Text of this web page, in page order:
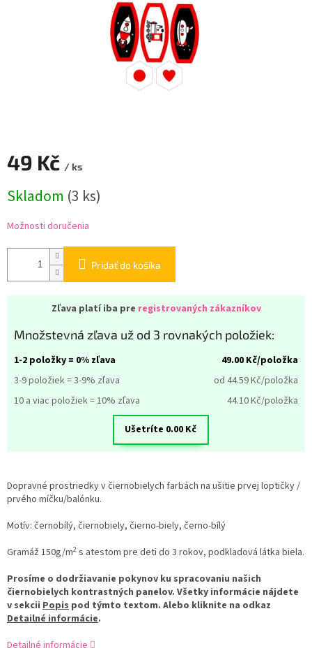
49 Kč / ks
cena:
Skladom (3 ks)
Možnosti doručenia
Pridať do košíka
Zľava platí iba pre registrovaných zákazníkov
Množstevná zľava už od 3 rovnakých položiek:
1-2 položky = 0% zľava 49.00 Kč/položka
3-9 položiek = 3-9% zľava
od 44.59Kč/položka
10 a viac položiek = 10% zľava
44.10Kč/položka
Ušetríte 0.00 Kč
Dopravné prostriedky v čiernobielych farbách na ušitie prvej loptičky /
prvého míčku/balónku.
Motív: černobílý, čiernobiely, čierno-biely, černo-bílý
Gramáž 150g/m2 s atestom pre deti do 3 rokov, podkladová látka biela.
Prosíme o dodržiavanie pokynov ku spracovaniu našich
čiernobielych kontrastných panelov. Všetky informácie nájdete
v sekcii Popis pod týmto textom. Alebo kliknite na odkaz
Detailné informácie.
Detailné informácie